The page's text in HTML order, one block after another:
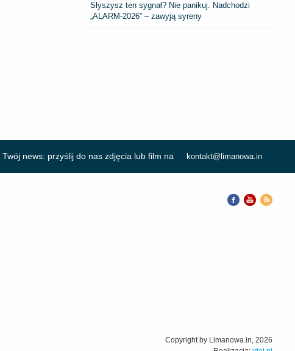
Słyszysz ten sygnał? Nie panikuj. Nadchodzi
„ALARM-2026” – zawyją syreny
Twój news: przyślij do nas zdjęcia lub film na kontakt@limanowa.in
Copyright by Limanowa.in, 2026